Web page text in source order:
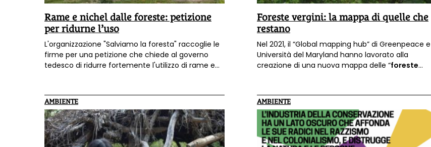
Rame e nichel dalle foreste: petizione
per ridurne l’uso
L'organizzazione "Salviamo la foresta" raccoglie le
firme per una petizione che chiede al governo
tedesco di ridurre fortemente l'utilizzo di rame e
ecosistemi.
Foreste vergini: la mappa di quelle che
restano
Nel 2021, il “Global mapping hub” di Greenpeace e l’
Università del Maryland hanno lavorato alla
creazione di una nuova mappa delle “foreste
ultimi 20 anni e quanto velocemente potrebbe
continuare a diminuire la loro estensione.
AMBIENTE AMBIENTE